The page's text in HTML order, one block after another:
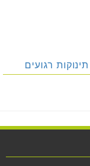
תינוקות רגועים